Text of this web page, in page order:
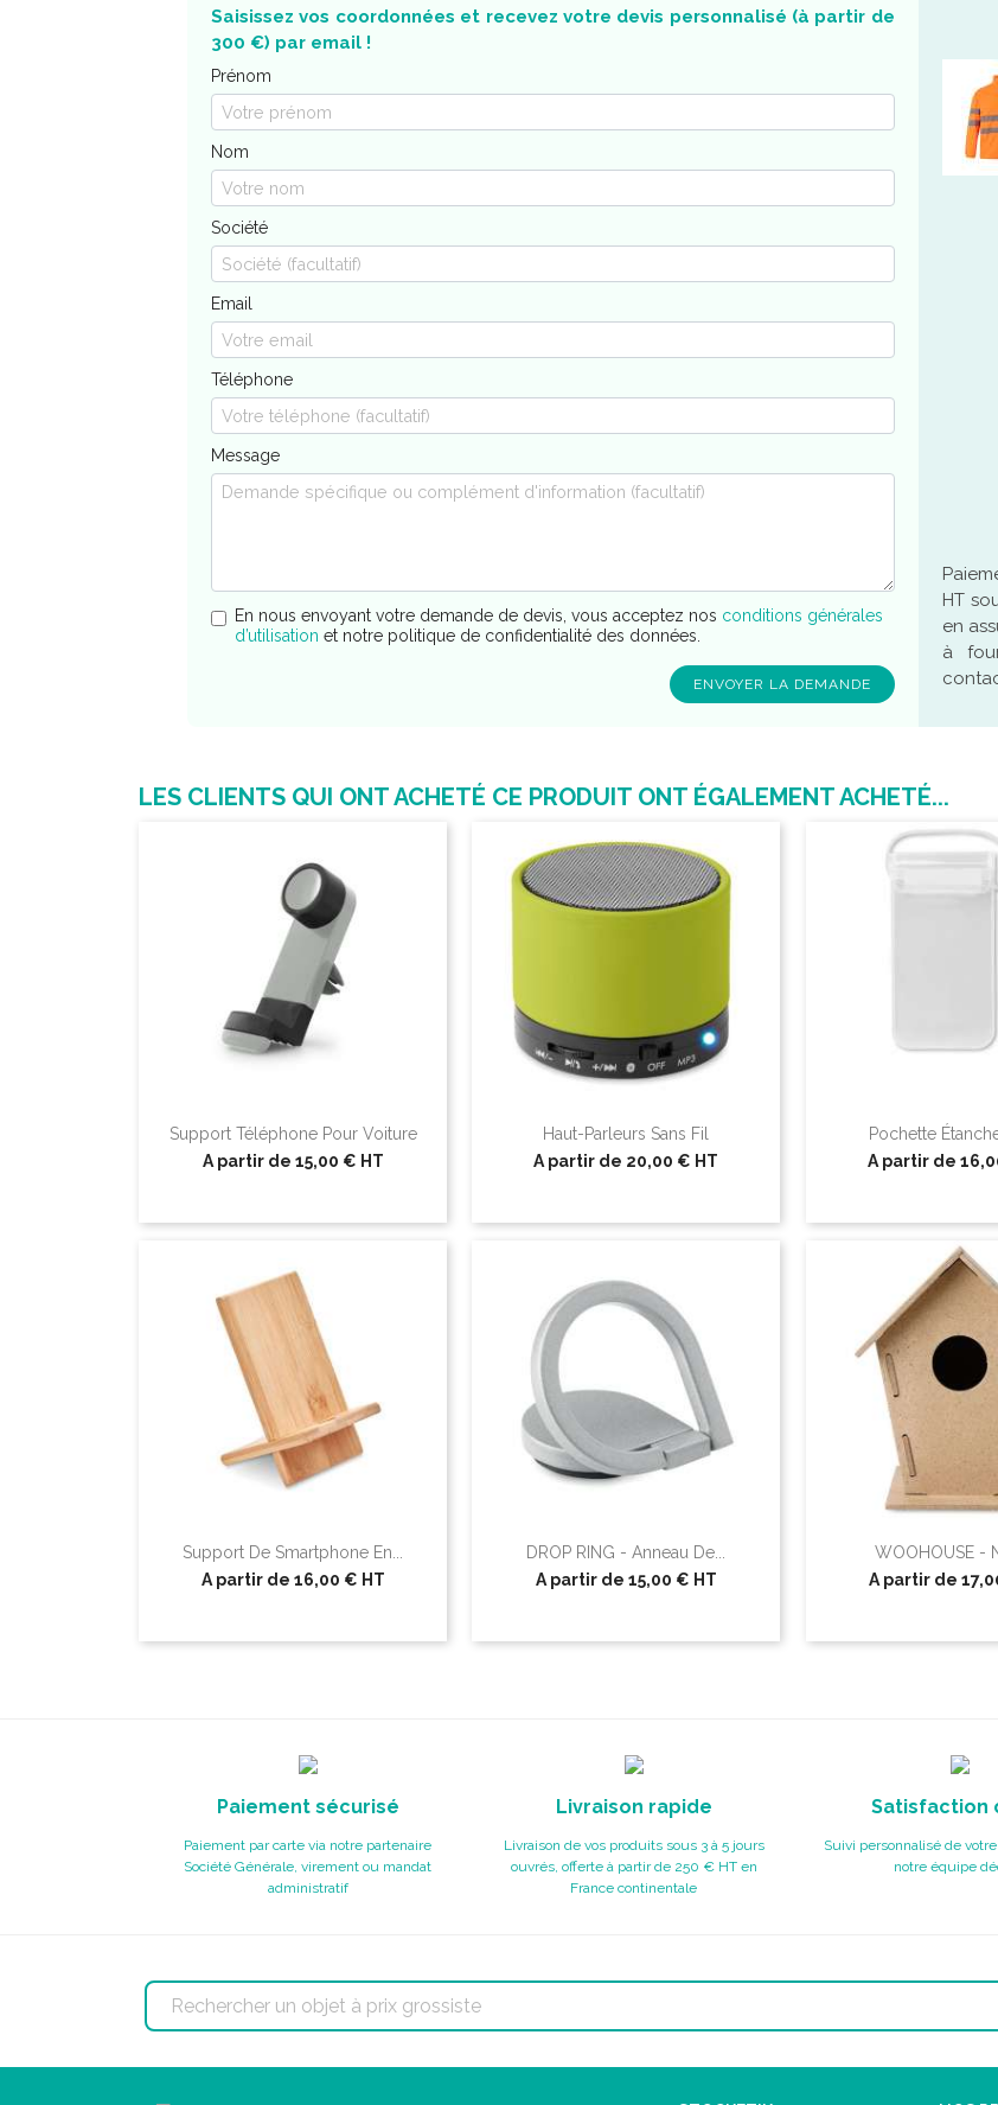
Saisissez vos coordonnées et recevez votre devis personnalisé (à partir de
300 €) par email !
Prénom
Nom
Société
Email
Téléphone
Message
En nous envoyant votre demande de devis, vous acceptez nos conditions générales
d’utilisation et notre politique de confidentialité des données.
HT
en
à
LES CLIENTS QUI ONT ACHETÉ CE PRODUIT ONT ÉGALEMENT ACHETÉ...
Support Téléphone Pour Voiture
A partir de 15,00 € HT
Haut-Parleurs Sans Fil
A partir de 20,00 € HT
Pochette
A partir de
Support De Smartphone En...
A partir de 16,00 € HT
DROP RING - Anneau De...
A partir de 15,00 € HT
WOOHOUSE -
A partir de
Paiement sécurisé
Paiement par carte via notre partenaire
Société Générale, virement ou mandat
administratif
Livraison rapide
Livraison de vos produits sous 3 à 5 jours
ouvrés, offerte à partir de 250 € HT en
France continentale
Satisfaction
Suivi personnalisé de
notre équipe